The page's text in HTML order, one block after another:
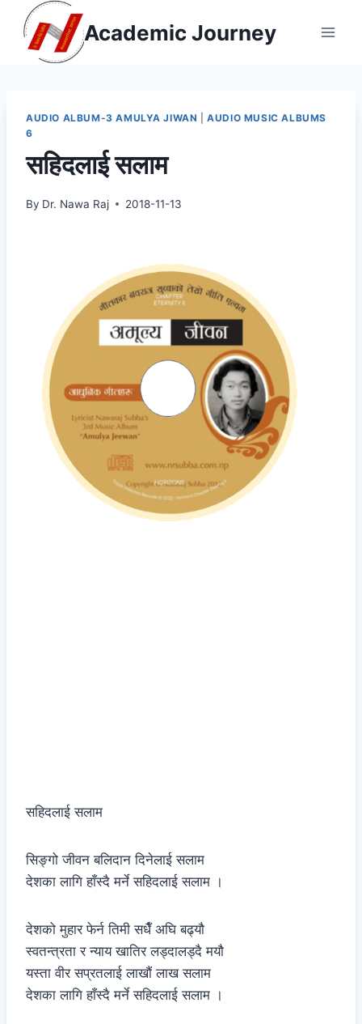
content
Academic Journey
AUDIO ALBUM-3 AMULYA JIWAN |AUDIO MUSIC ALBUMS
6
सहिदलाई सलाम
By Dr. Nawa Raj 2018-11-13
सहिदलाई सलाम
सिङ्गो जीवन बलिदान दिनेलाई सलाम
देशका लागि हाँस्दै मर्ने सहिदलाई सलाम ।
देशको मुहार फेर्न तिमी सधैँ अघि बढ्यौ
स्वतन्त्रता र न्याय खातिर लड्दालड्दै मयौ
यस्ता वीर सप्रतलाई लाखौं लाख सलाम
देशका लागि हाँस्दै मर्ने सहिदलाई सलाम ।